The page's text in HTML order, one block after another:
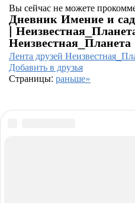
Вы сейчас не можете
Дневник Имение и
|
Неизвестная_Планета
Лента друзей
Добавить в друзья
Страницы: раньше»